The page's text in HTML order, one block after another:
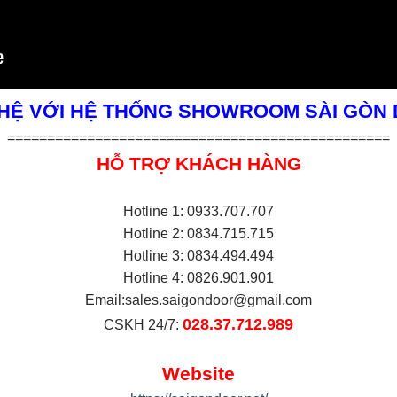
VỚI HỆ THỐNG SHOWROOM SÀI GÒN
================================================
HỖ TRỢ KHÁCH HÀNG
Hotline 1: 0933.707.707
Hotline 2: 0834.715.715
Hotline 3: 0834.494.494
Hotline 4: 0826.901.901
Email:sales.saigondoor@gmail.com
CSKH 24/7: 028.37.712.989
Website